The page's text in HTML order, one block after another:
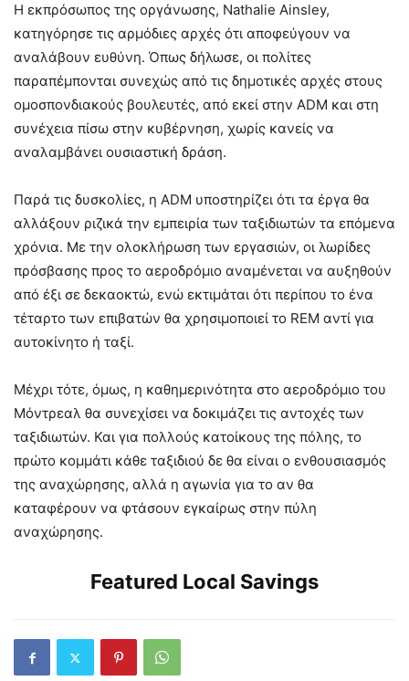
Η εκπρόσωπος της οργάνωσης, Nathalie Ainsley,
κατηγόρησε τις αρμόδιες αρχές ότι αποφεύγουν να
αναλάβουν ευθύνη. Όπως δήλωσε, οι πολίτες
παραπέμπονται συνεχώς από τις δημοτικές αρχές στους
ομοσπονδιακούς βουλευτές, από εκεί στην ADM και στη
συνέχεια πίσω στην κυβέρνηση, χωρίς κανείς να
αναλαμβάνει ουσιαστική δράση.
Παρά τις δυσκολίες, η ADM υποστηρίζει ότι τα έργα θα
αλλάξουν ριζικά την εμπειρία των ταξιδιωτών τα επόμενα
χρόνια. Με την ολοκλήρωση των εργασιών, οι λωρίδες
πρόσβασης προς το αεροδρόμιο αναμένεται να αυξηθούν
από έξι σε δεκαοκτώ, ενώ εκτιμάται ότι περίπου το ένα
τέταρτο των επιβατών θα χρησιμοποιεί το REM αντί για
αυτοκίνητο ή ταξί.
Μέχρι τότε, όμως, η καθημερινότητα στο αεροδρόμιο του
Μόντρεαλ θα συνεχίσει να δοκιμάζει τις αντοχές των
ταξιδιωτών. Και για πολλούς κατοίκους της πόλης, το
πρώτο κομμάτι κάθε ταξιδιού δε θα είναι ο ενθουσιασμός
της αναχώρησης, αλλά η αγωνία για το αν θα
καταφέρουν να φτάσουν εγκαίρως στην πύλη
αναχώρησης.
Featured Local Savings